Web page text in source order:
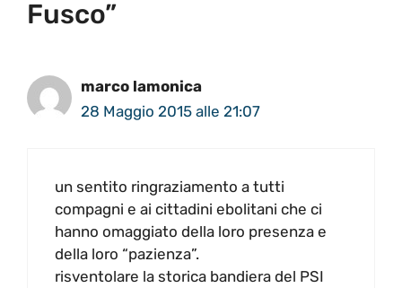
Fusco”
marco lamonica
28 Maggio 2015 alle 21:07
un sentito ringraziamento a tutti
compagni e ai cittadini ebolitani che ci
hanno omaggiato della loro presenza e
della loro “pazienza”.
risventolare la storica bandiera del PSI